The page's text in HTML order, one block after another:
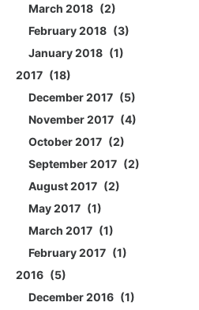
March 2018
2
February 2018
3
January 2018
1
2017
18
December 2017
5
November 2017
4
October 2017
2
September 2017
2
August 2017
2
May 2017
1
March 2017
1
February 2017
1
2016
5
December 2016
1